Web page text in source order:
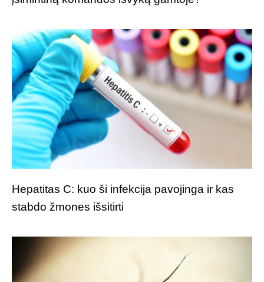
Hepatitas C: kuo ši infekcija pavojinga ir kas
stabdo žmones išsitirti